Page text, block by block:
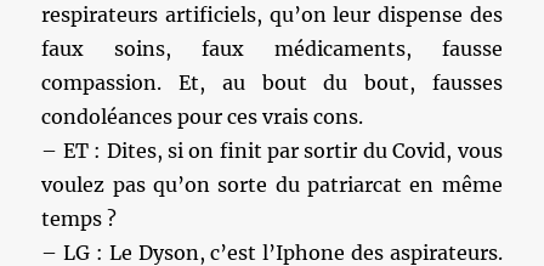
respirateurs artificiels, qu’on leur dispense des
faux soins, faux médicaments, fausse
compassion. Et, au bout du bout, fausses
condoléances pour ces vrais cons.
– ET : Dites, si on finit par sortir du Covid, vous
voulez pas qu’on sorte du patriarcat en même
temps ?
– LG : Le Dyson, c’est l’Iphone des aspirateurs.